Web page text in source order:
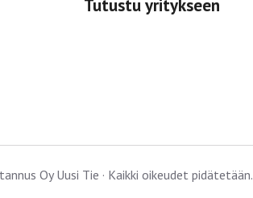
Tutustu yritykseen
Oy Uusi Tie · Kaikki oikeudet pidätetään.